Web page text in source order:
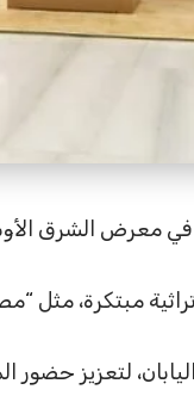
في معرض الشرق
مبتكرة، مثل
لتعزيز حضور